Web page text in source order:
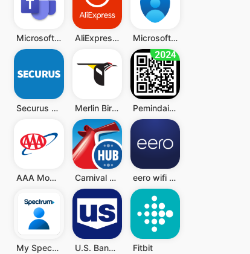
Microsoft Teams AliExpress - Shopping App Microsoft Authenticator
Securus Mobile Merlin Bird ID by Cornell Lab Pemindai QR - Barcode Scanner
AAA Mobile Carnival HUB eero wifi system
My Spectrum U.S. Bank Mobile Banking Fitbit